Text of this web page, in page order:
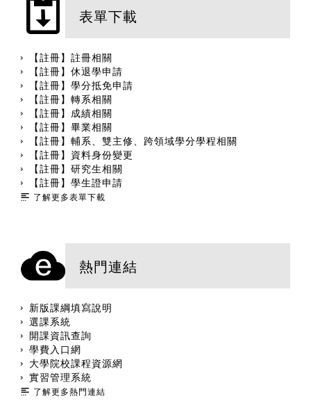
表單下載
【註冊】註冊相關
【註冊】休退學申請
【註冊】學分抵免申請
【註冊】轉系相關
【註冊】成績相關
【註冊】畢業相關
【註冊】輔系、雙主修、跨領域學分學程相關
【註冊】資料身份變更
【註冊】研究生相關
【註冊】學生證申請
了解更多表單下載
熱門連結
新版課綱填寫說明
選課系統
開課資訊查詢
學費入口網
大學院校課程資源網
實習管理系統
了解更多熱門連結